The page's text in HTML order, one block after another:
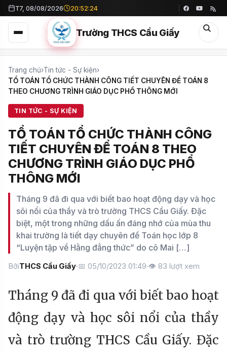
T7, 08/08/2026 20:52:25
Trường THCS Cầu Giấy
Trang chủ›Tin tức - Sự kiện›
TỔ TOÁN TỔ CHỨC THÀNH CÔNG TIẾT CHUYÊN ĐỀ TOÁN 8
THEO CHƯƠNG TRÌNH GIÁO DỤC PHỔ THÔNG MỚI
TIN TỨC - SỰ KIỆN
TỔ TOÁN TỔ CHỨC THÀNH CÔNG
TIẾT CHUYÊN ĐỀ TOÁN 8 THEO
CHƯƠNG TRÌNH GIÁO DỤC PHỔ
THÔNG MỚI
Tháng 9 đã đi qua với biết bao hoạt động dạy và học
sôi nổi của thầy và trò trường THCS Cầu Giấy. Đặc
biệt, một trong những dấu ấn đáng nhớ của mùa thu
khai trường là tiết dạy chuyên đề Toán học lớp 8
“Luyện tập về Hằng đẳng thức” do cô Mai […]
BởiTHCS Cầu Giấy·📅 05/10/2023 01:49·👁 83 lượt xem
Tháng 9 đã đi qua với biết bao hoạt
động dạy và học sôi nổi của thầy
và trò trường THCS Cầu Giấy. Đặc